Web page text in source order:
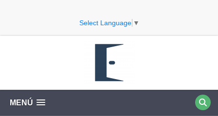
Select Language ▼
MENÚ